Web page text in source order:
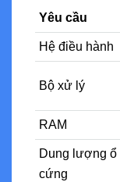
Yêu cầu
Hệ điều hành
Bộ xử lý
RAM
Dung lượng ổ
cứng